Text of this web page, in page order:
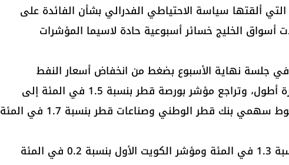
ألقتها سياسة الاحتياطي الفدرالي بشأن الفائدة على
أسواق الخليج خسائر أسبوعية حادة لاسيما المؤشرات
جلسة نهاية الأسبوع بضغط من انخفاض أسعار النفط
ومخاوف بقاء معدلات الفائدة مرتفعة لفترة أطول، وتراجع مؤشر بورصة قطر بنسبة 1.5 في المئة إلى
أدنى مستوياته في 7 أشهر بضغط من هبوط سهمي بنك قطر الوطني وصناعات قطر بنسبة 1.7 في المئة
وتراجع كل من مؤشر السوق السعودية بنسبة 1.3 في المئة ومؤشر الكويت الأول بنسبة 0.2 في المئة